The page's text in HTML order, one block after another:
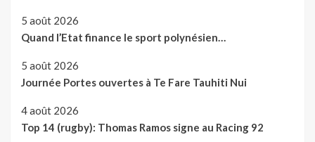
5 août 2026
Quand l’Etat finance le sport polynésien…
5 août 2026
Journée Portes ouvertes à Te Fare Tauhiti Nui
4 août 2026
Top 14 (rugby): Thomas Ramos signe au Racing 92